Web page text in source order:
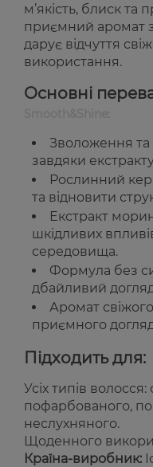
м’якість, блиск та
приємний аромат
дарує відчуття
використання.
Основні
Зволоження
завдяки
Рослинний
та відновити
Екстракт
шкідливих
середовища.
Формула без
дбайливий
Аромат
приємного
Підходить для:
Усіх типів
пофарбованого,
неслухняного.
Щоденного
Країна-виробник: